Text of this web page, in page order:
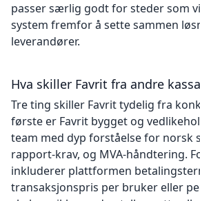
passer særlig godt for steder som
system fremfor å sette sammen
leverandører.
Hva skiller Favrit fra andre
Tre ting skiller Favrit tydelig fra
første er Favrit bygget og
team med dyp forståelse for norsk
rapport-krav, og MVA-håndtering.
inkluderer plattformen
transaksjonspris per bruker eller